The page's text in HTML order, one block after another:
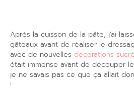
Après la cuisson de la pâte, j’ai
gâteaux avant de réaliser le
avec de nouvelles décorations
était immense avant de découper
je ne savais pas ce que ça allait
!